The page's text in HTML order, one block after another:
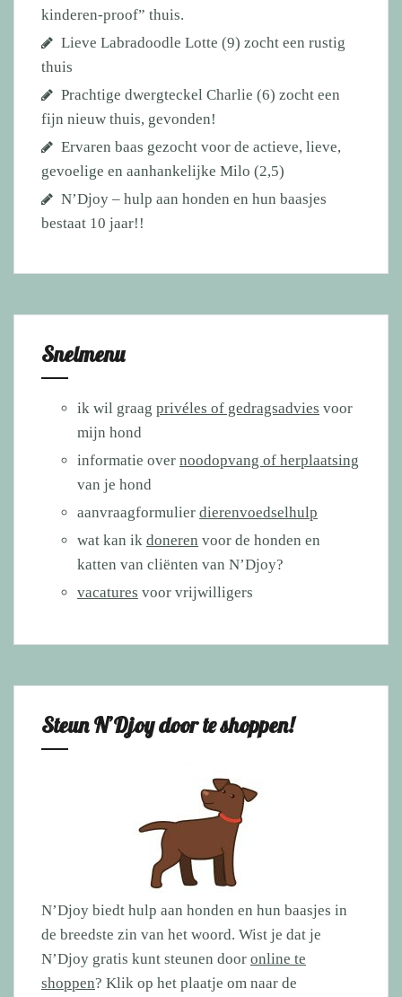
kinderen-proof” thuis.
Lieve Labradoodle Lotte (9) zocht een rustig
thuis
Prachtige dwergteckel Charlie (6) zocht een
fijn nieuw thuis, gevonden!
Ervaren baas gezocht voor de actieve, lieve,
gevoelige en aanhankelijke Milo (2,5)
N’Djoy – hulp aan honden en hun baasjes
bestaat 10 jaar!!
Snelmenu
ik wil graag privéles of gedragsadvies voor
mijn hond
informatie over noodopvang of herplaatsing
van je hond
aanvraagformulier dierenvoedselhulp
wat kan ik doneren voor de honden en
katten van cliënten van N’Djoy?
vacatures voor vrijwilligers
Steun N’Djoy door te shoppen!
N’Djoy biedt hulp aan honden en hun baasjes in
de breedste zin van het woord. Wist je dat je
N’Djoy gratis kunt steunen door online te
shoppen? Klik op het plaatje om naar de